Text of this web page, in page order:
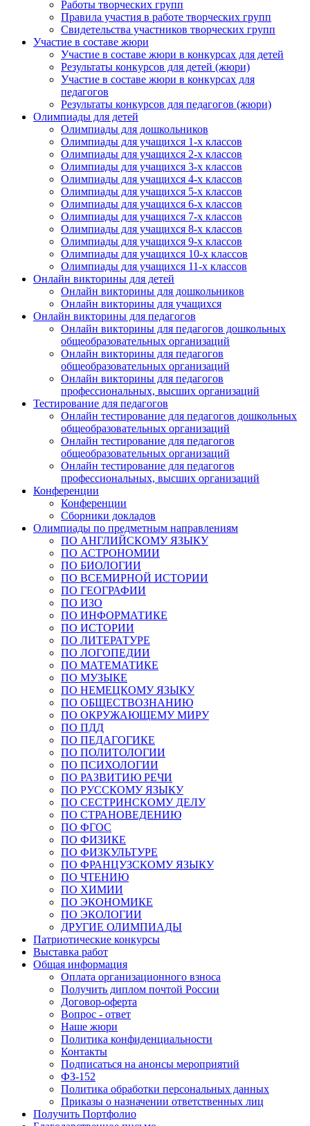
Работы творческих групп
Правила участия в работе творческих групп
Свидетельства участников творческих групп
Участие в составе жюри
Участие в составе жюри в конкурсах для детей
Результаты конкурсов для детей (жюри)
Участие в составе жюри в конкурсах для
педагогов
Результаты конкурсов для педагогов (жюри)
Олимпиады для детей
Олимпиады для дошкольников
Олимпиады для учащихся 1-х классов
Олимпиады для учащихся 2-х классов
Олимпиады для учащихся 3-х классов
Олимпиады для учащихся 4-х классов
Олимпиады для учащихся 5-х классов
Олимпиады для учащихся 6-х классов
Олимпиады для учащихся 7-х классов
Олимпиады для учащихся 8-х классов
Олимпиады для учащихся 9-х классов
Олимпиады для учащихся 10-х классов
Олимпиады для учащихся 11-х классов
Онлайн викторины для детей
Онлайн викторины для дошкольников
Онлайн викторины для учащихся
Онлайн викторины для педагогов
Онлайн викторины для педагогов дошкольных
общеобразовательных организаций
Онлайн викторины для педагогов
общеобразовательных организаций
Онлайн викторины для педагогов
профессиональных, высших организаций
Тестирование для педагогов
Онлайн тестирование для педагогов дошкольных
общеобразовательных организаций
Онлайн тестирование для педагогов
общеобразовательных организаций
Онлайн тестирование для педагогов
профессиональных, высших организаций
Конференции
Конференции
Сборники докладов
Олимпиады по предметным направлениям
ПО АНГЛИЙСКОМУ ЯЗЫКУ
ПО АСТРОНОМИИ
ПО БИОЛОГИИ
ПО ВСЕМИРНОЙ ИСТОРИИ
ПО ГЕОГРАФИИ
ПО ИЗО
ПО ИНФОРМАТИКЕ
ПО ИСТОРИИ
ПО ЛИТЕРАТУРЕ
ПО ЛОГОПЕДИИ
ПО МАТЕМАТИКЕ
ПО МУЗЫКЕ
ПО НЕМЕЦКОМУ ЯЗЫКУ
ПО ОБЩЕСТВОЗНАНИЮ
ПО ОКРУЖАЮЩЕМУ МИРУ
ПО ПДД
ПО ПЕДАГОГИКЕ
ПО ПОЛИТОЛОГИИ
ПО ПСИХОЛОГИИ
ПО РАЗВИТИЮ РЕЧИ
ПО РУССКОМУ ЯЗЫКУ
ПО СЕСТРИНСКОМУ ДЕЛУ
ПО СТРАНОВЕДЕНИЮ
ПО ФГОС
ПО ФИЗИКЕ
ПО ФИЗКУЛЬТУРЕ
ПО ФРАНЦУЗСКОМУ ЯЗЫКУ
ПО ЧТЕНИЮ
ПО ХИМИИ
ПО ЭКОНОМИКЕ
ПО ЭКОЛОГИИ
ДРУГИЕ ОЛИМПИАДЫ
Патриотические конкурсы
Выставка работ
Общая информация
Оплата организационного взноса
Получить диплом почтой России
Договор-оферта
Вопрос - ответ
Наше жюри
Политика конфиденциальности
Контакты
Подписаться на анонсы мероприятий
ФЗ-152
Политика обработки персональных данных
Приказы о назначении ответственных лиц
Получить Портфолио